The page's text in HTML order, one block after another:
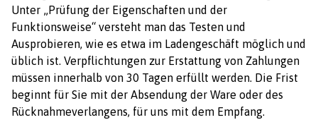
Unter „Prüfung der Eigenschaften und der
Funktionsweise“ versteht man das Testen und
Ausprobieren, wie es etwa im Ladengeschäft möglich und
üblich ist. Verpflichtungen zur Erstattung von Zahlungen
müssen innerhalb von 30 Tagen erfüllt werden. Die Frist
beginnt für Sie mit der Absendung der Ware oder des
Rücknahmeverlangens, für uns mit dem Empfang.